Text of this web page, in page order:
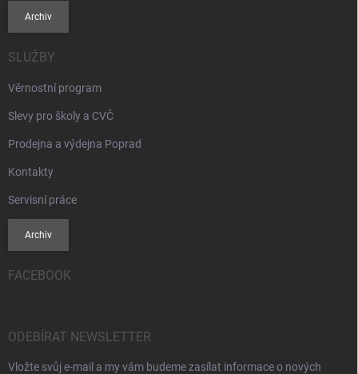
Archiv
SLUŽBY
Věrnostní program
Slevy pro školy a CVČ
Prodejna a výdejna Poprad
Kontakty
Servisní práce
Archiv
FACEBOOK
ODEBÍRAT NEWSLETTER
Vložte svůj e-mail a my vám budeme zasílat informace o nových